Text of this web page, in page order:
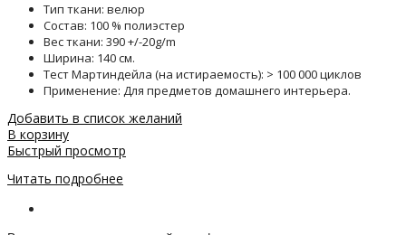
Тип ткани: велюр
Состав: 100 % полиэстер
Вес ткани: 390 +/-20g/m
Ширина: 140 см.
Тест Мартиндейла (на истираемость): > 100 000 циклов
Применение: Для предметов домашнего интерьера.
Добавить в список желаний
В корзину
Быстрый просмотр
Читать подробнее